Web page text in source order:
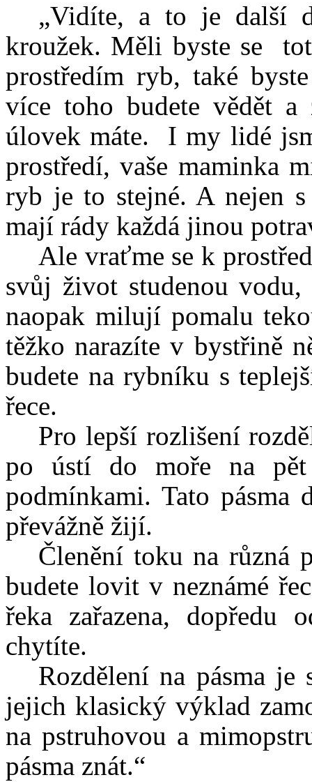
„Vidíte, a to je další
kroužek. Měli byste se
prostředím ryb, také
více toho budete vědět
úlovek máte. I my lidé
prostředí, vaše maminka
ryb je to stejné. A nejen
mají rády každá jinou
Ale vraťme se k
svůj život studenou
naopak milují pomalu
těžko narazíte v bystřině
budete na rybníku s
řece.
Pro lepší rozlišení
po ústí do moře na pět
podmínkami. Tato pásma
převážně žijí.
Členění toku na různá
budete lovit v neznámé
řeka zařazena, dopředu
chytíte.
Rozdělení na pásma je
jejich klasický výklad
na pstruhovou a
pásma znát.“